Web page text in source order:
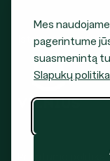
Mes
pagerintume
suasmenintą
Slapukų politika
Įstaigos steigėjas